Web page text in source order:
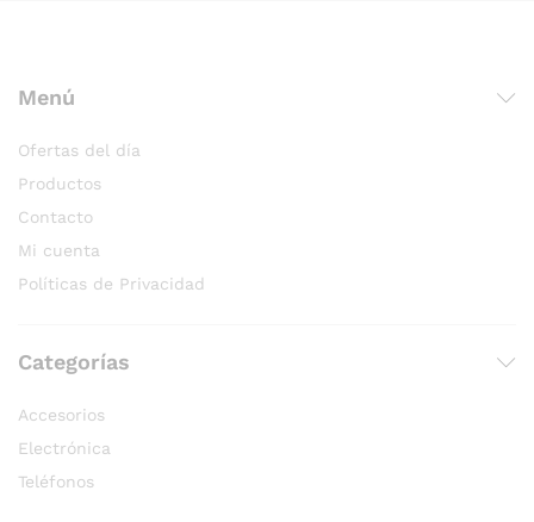
Menú
Ofertas del día
Productos
Contacto
Mi cuenta
Políticas de Privacidad
Categorías
Accesorios
Electrónica
Teléfonos